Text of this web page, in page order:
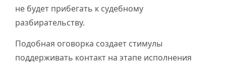
не будет прибегать к судебному
разбирательству.
Подобная оговорка создает стимулы
поддерживать контакт на этапе исполнения